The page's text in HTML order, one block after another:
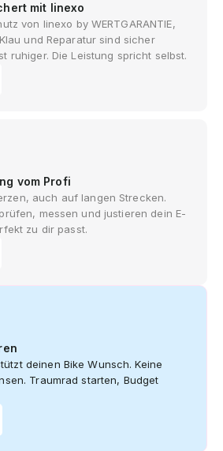
mit linexo
von linexo by WERTGARANTIE,
und Reparatur sind sicher
ruhiger. Die Leistung spricht selbst.
vom Profi
auch auf langen Strecken.
messen und justieren dein E-
zu dir passt.
deinen Bike Wunsch. Keine
Traumrad starten, Budget